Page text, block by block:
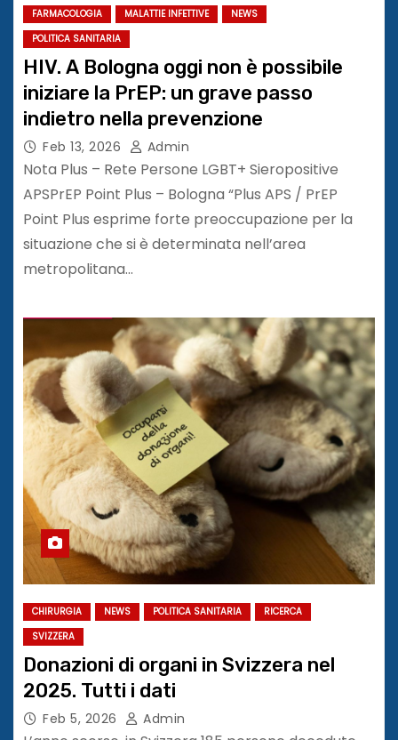
FARMACOLOGIA MALATTIE INFETTIVE
NEWS
POLITICA SANITARIA
HIV. A Bologna oggi non è possibile
iniziare la PrEP: un grave passo
indietro nella prevenzione
Feb 13, 2026 Admin
Nota Plus – Rete Persone LGBT+ Sieropositive
APSPrEP Point Plus – Bologna “Plus APS / PrEP
Point Plus esprime forte preoccupazione per la
situazione che si è determinata nell’area
metropolitana…
CHIRURGIA NEWS POLITICA SANITARIA
RICERCA
SVIZZERA
Donazioni di organi in Svizzera nel
2025. Tutti i dati
Feb 5, 2026 Admin